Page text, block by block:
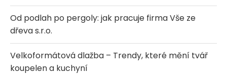
Od podlah po pergoly: jak pracuje firma Vše ze
dřeva s.r.o.
Velkoformátová dlažba – Trendy, které mění tvář
koupelen a kuchyní